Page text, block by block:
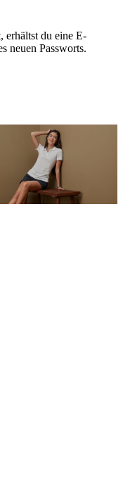
erhältst du eine E-
neuen Passworts.